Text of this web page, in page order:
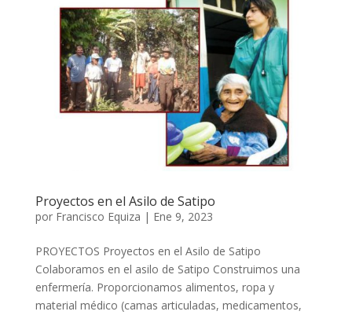
Proyectos en el Asilo de Satipo
por Francisco Equiza | Ene 9, 2023
PROYECTOS Proyectos en el Asilo de Satipo
Colaboramos en el asilo de Satipo Construimos una
enfermería. Proporcionamos alimentos, ropa y
material médico (camas articuladas, medicamentos,